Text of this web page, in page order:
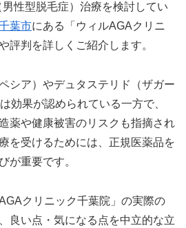
男性型脱毛症）治療を検討してい
葉市にある「ウィルAGAクリニ
評判を詳しくご紹介します。
シア）やデュタステリド（ザガー
は効果が認められている一方で、
薬や健康被害のリスクも指摘され
を受けるためには、正規医薬品を
が重要です。
クリニック千葉院」の実際の
良い点・気になる点を中立的な立